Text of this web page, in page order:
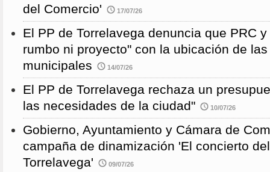
del Comercio'
17/07/26
El PP de Torrelavega denuncia que PRC
rumbo ni proyecto" con la ubicación de
municipales
14/07/26
El PP de Torrelavega rechaza un
las necesidades de la ciudad"
10/07/26
Gobierno, Ayuntamiento y Cámara de
campaña de dinamización 'El concierto
Torrelavega'
09/07/26